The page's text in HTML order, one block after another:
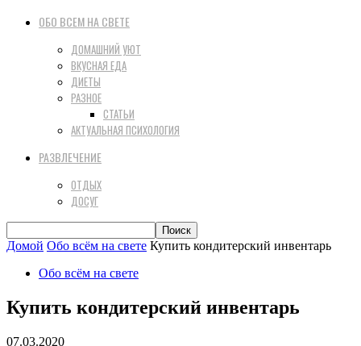
ОБО ВСЕМ НА СВЕТЕ
ДОМАШНИЙ УЮТ
ВКУСНАЯ ЕДА
ДИЕТЫ
РАЗНОЕ
СТАТЬИ
АКТУАЛЬНАЯ ПСИХОЛОГИЯ
РАЗВЛЕЧЕНИЕ
ОТДЫХ
ДОСУГ
Домой Обо всём на свете Купить кондитерский инвентарь
Обо всём на свете
Купить кондитерский инвентарь
07.03.2020